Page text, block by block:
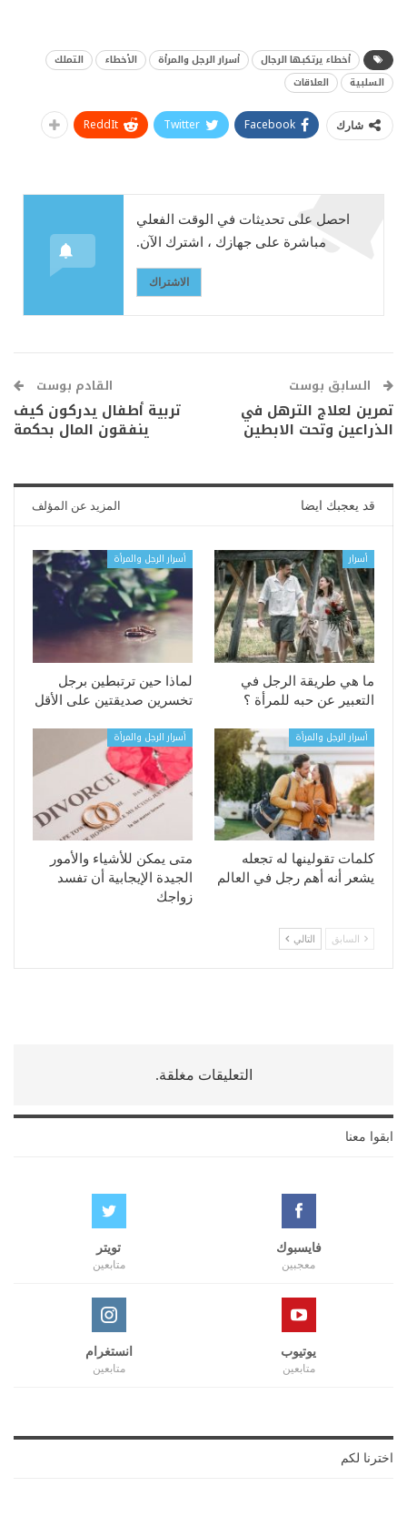
أخطاء يرتكبها الرجال أسرار الرجل والمرأة الأخطاء
التملك
السلبية
العلاقات
شارك Facebook
Twitter
ReddIt
احصل على تحديثات في الوقت الفعلي
مباشرة على جهازك ، اشترك الآن.
الاشتراك
السابق بوست
تمرين لعلاج الترهل في
الذراعين وتحت الابطين
القادم بوست
تربية أطفال يدركون كيف
ينفقون المال بحكمة
قد يعجبك ايضا المزيد عن المؤلف
أسرار
ما هي طريقة الرجل في
التعبير عن حبه للمرأة ؟
أسرار الرجل والمرأة
لماذا حين ترتبطين برجل
تخسرين صديقتين على الأقل
أسرار الرجل والمرأة
كلمات تقولينها له تجعله
يشعر أنه أهم رجل في العالم
أسرار الرجل والمرأة
متى يمكن للأشياء والأمور
الجيدة الإيجابية أن تفسد
زواجك
السابق التالي
التعليقات مغلقة.
ابقوا معنا
فايسبوك
معجبين
تويتر
متابعين
يوتيوب
متابعين
انستغرام
متابعين
اخترنا لكم